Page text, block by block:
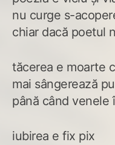
nu curge s-
chiar dacă poetul
tăcerea e moarte
mai sângerează
până când venele
iubirea e fix pix